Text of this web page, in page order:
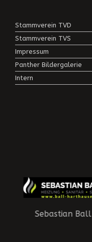
Stammverein TVD
Stammverein TVS
Impressum
Panther Bildergalerie
Intern
Sebastian Ball